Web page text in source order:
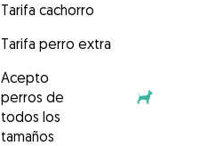
Tarifa cachorro
Tarifa perro extra
Acepto
perros de
todos los
tamaños